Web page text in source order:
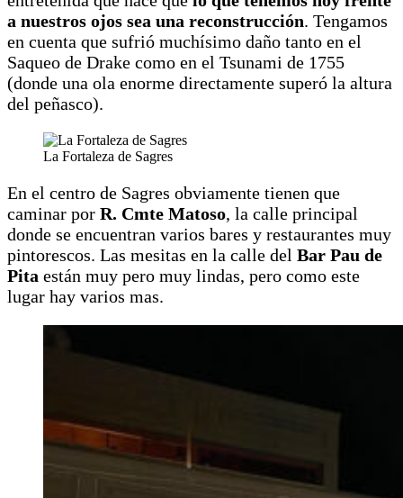
a nuestros ojos sea una reconstrucción. Tengamos
en cuenta que sufrió muchísimo daño tanto en el
Saqueo de Drake como en el Tsunami de 1755
(donde una ola enorme directamente superó la altura
del peñasco).
La Fortaleza de Sagres
En el centro de Sagres obviamente tienen que
caminar por R. Cmte Matoso, la calle principal
donde se encuentran varios bares y restaurantes muy
pintorescos. Las mesitas en la calle del Bar Pau de
Pita están muy pero muy lindas, pero como este
lugar hay varios mas.